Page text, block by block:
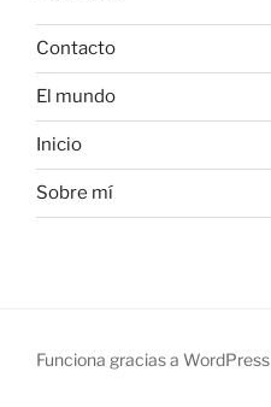
Contacto
El mundo
Inicio
Sobre mí
Funciona gracias a WordPress